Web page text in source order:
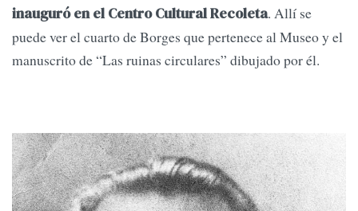
inauguró en el Centro Cultural Recoleta. Allí se
puede ver el cuarto de Borges que pertenece al Museo y el
manuscrito de “Las ruinas circulares” dibujado por él.